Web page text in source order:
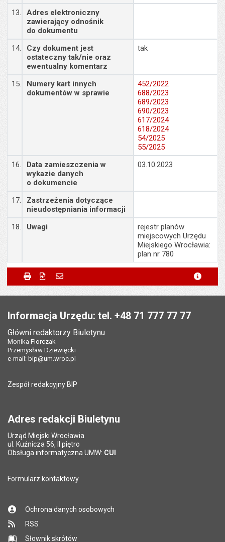
13.
Adres elektroniczny
zawierający odnośnik
do dokumentu
14.
Czy dokument jest
ostateczny tak/nie oraz
ewentualny komentarz
tak
15.
Numery kart innych
dokumentów w sprawie
452/2022
688/2023
689/2023
690/2023
617/2024
618/2024
54/2025
55/2025
16.
Data zamieszczenia w
wykazie danych
o dokumencie
03.10.2023
17.
Zastrzeżenia dotyczące
nieudostępniania informacji
18.
Uwagi
rejestr planów
miejscowych Urzędu
Miejskiego Wrocławia:
plan nr 780
Metryczka
Odpowiedzialny za treść:
Liczba wyświetleń:
Powiadom znajomego
Powiadom znajomego
Twoje imię i nazwisko
Twój adres e-mail Pole wymagane
Tytuł e-mailaPole wymagane
*
Adres e-mail znajomego
Pytanie antyspamowe
*
Pole wymagane
Drukuj Zapisz do PDF
Informacja Urzędu: tel. +48 71 777 77 77
Główni redaktorzy Biuletynu
Monika Florczak
Przemysław Dziewięcki
e-mail: bip@um.wroc.pl
Zespół redakcyjny BIP
Adres redakcji Biuletynu
Urząd Miejski Wrocławia
ul. Kuźnicza 56, II piętro
Obsługa informatyczna UMW: CUI
Formularz kontaktowy
Ochrona danych osobowych
RSS
Słownik skrótów